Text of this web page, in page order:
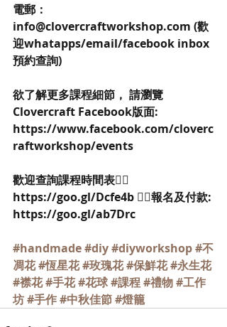
電郵：
info@clovercraftworkshop.com (歡
迎whatapps/email/facebook inbox
預約查詢)
欲了解更多課程細節， 請瀏覽
Clovercraft Facebook版面:
https://www.facebook.com/cloverc
raftworkshop/events
歡迎查詢課程時間表👉🏻
https://goo.gl/Dcfe4b 👉🏻報名及付款:
https://goo.gl/ab7Drc
#handmade#diy#diyworkshop#不
凋花#恆星花#玫瑰花#保鮮花#永生花
#襟花#手花#花球#課程#禮物#工作
坊#手作#中秋佳節#燈籠